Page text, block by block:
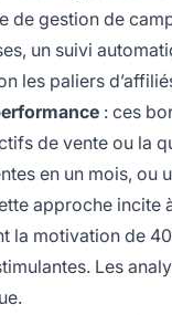
de gestion de
un suivi
les paliers
: ces
de vente ou la
en un mois, ou
approche incite
la motivation de
Les